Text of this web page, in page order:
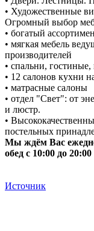
• Художественные
Огромный выбор
• богатый
• мягкая мебель
производителей
• спальни,
• 12 салонов кухни
• матрасные салоны
• отдел "Свет": от
и люстр.
•
постельных
Мы ждём Вас
обед с 10:00 до
Источник